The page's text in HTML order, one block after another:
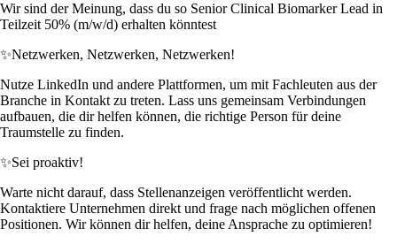
Wir sind der Meinung, dass du so Senior Clinical Biomarker Lead in
Teilzeit 50% (m/w/d) erhalten könntest
✨Netzwerken, Netzwerken, Netzwerken!
Nutze LinkedIn und andere Plattformen, um mit Fachleuten aus der
Branche in Kontakt zu treten. Lass uns gemeinsam Verbindungen
aufbauen, die dir helfen können, die richtige Person für deine
Traumstelle zu finden.
✨Sei proaktiv!
Warte nicht darauf, dass Stellenanzeigen veröffentlicht werden.
Kontaktiere Unternehmen direkt und frage nach möglichen offenen
Positionen. Wir können dir helfen, deine Ansprache zu optimieren!